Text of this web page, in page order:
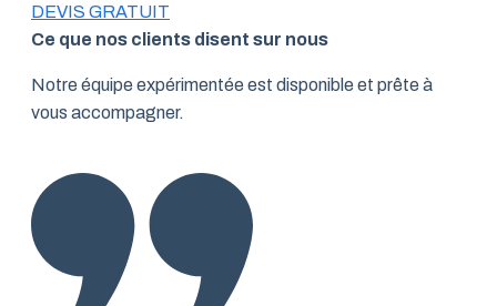
DEVIS GRATUIT
Ce que nos clients disent sur nous
Notre équipe expérimentée est disponible et prête à
vous accompagner.